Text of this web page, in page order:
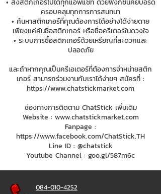
• ส่งสติกเกอร์ไปได้ทุกแอพแชท ด้วยฟังก์ชั่นคีย์บอร์ด
ครอบคลุมทุกการการสนทนา
• ค้นหาสติกเกอร์ที่คุณต้องการได้อย่างได้ง่ายดาย
เพียงแค่ค้นชื่อสติกเกอร์ หรือชื่อครีเตอร์ในดวงใจ
• ระบบการซื้อสติกเกอร์ด้วยเหรียญที่สะดวกและ
ปลอดภัย
และถ้าหากคุณเป็นครีเอเตอร์ที่ต้องการจำหน่ายสติก
เกอร์ สามารถร่วมงานกับเราได้ง่ายๆ สมัครที่ :
https://www.chatstickmarket.com
ช่องทางการติดตาม ChatStick เพิ่มเติม
Website : www.chatstickmarket.com
Fanpage :
https://www.facebook.com/ChatStick.TH
Line ID : @chatstick
Youtube Channel : goo.gl/587m6c
084-010-4252